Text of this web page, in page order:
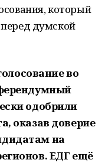
который
думской
во
одобрили
оказав доверие
на
ЕДГ ещё